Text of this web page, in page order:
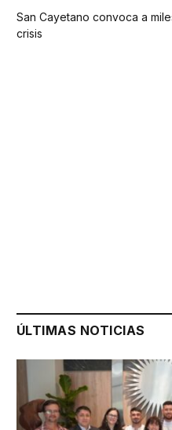
San Cayetano convoca a
crisis
ÚLTIMAS NOTICIAS